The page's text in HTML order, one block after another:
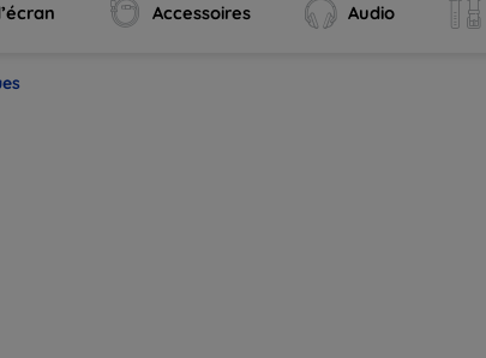
Accessoires Audio